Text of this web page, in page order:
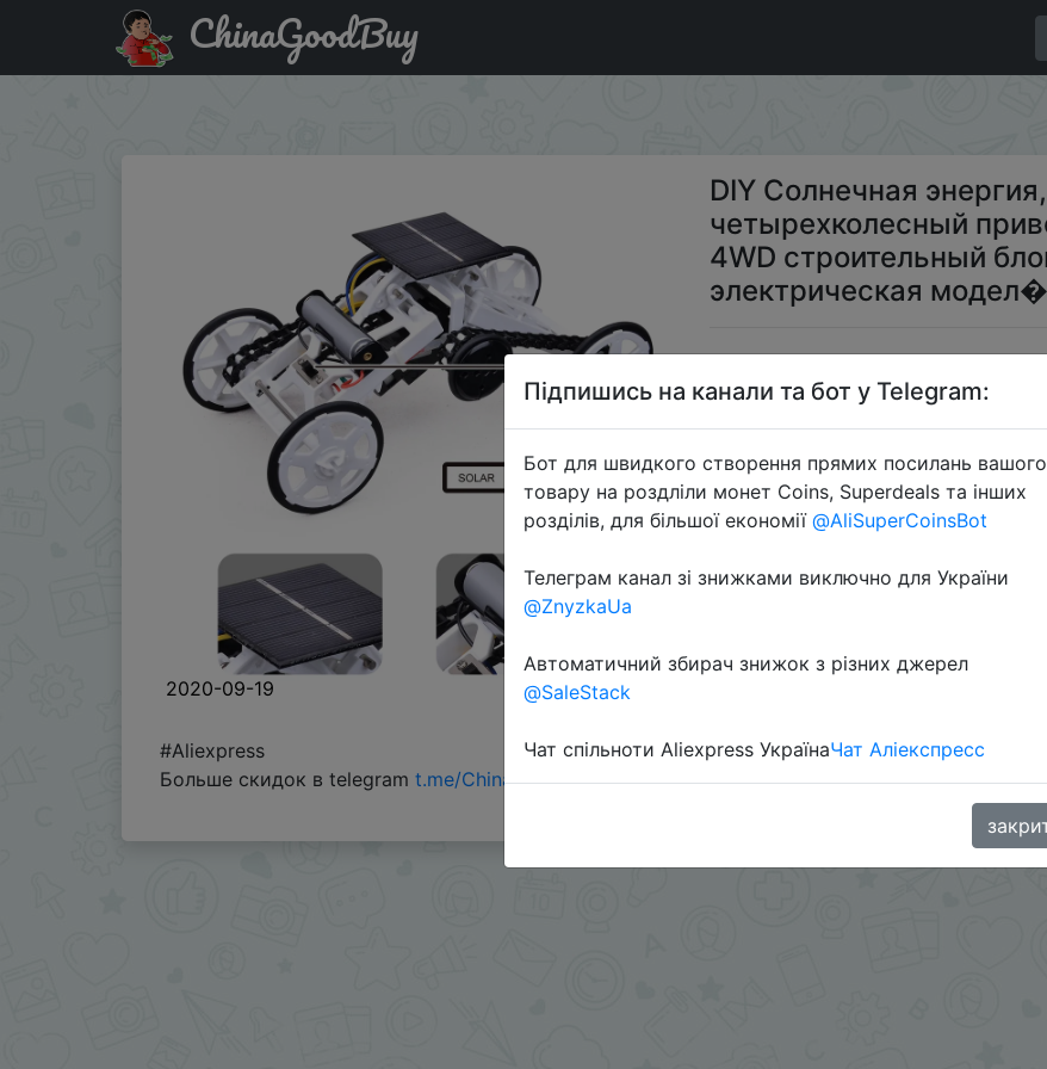
Придбати по знижці $2/2 DIY Солнечная энергия, самозагрузка, четырехколесный привод, альпинистская
ChinaGoodBuy
2020-09-19
DIY Солнечная
четырехколесный
4WD строительный
электрическая
#Aliexpress
Больше скидок в telegram t.me/ChinaGoodBuy
Підпишись на канали та бот у Telegram:
Бот для швидкого створення прямих посилань вашого
товару на роздліли монет Coins, Superdeals та інших
розділів, для більшої економії @AliSuperCoinsBot
Телеграм канал зі знижками виключно для України
@ZnyzkaUa
Автоматичний збирач знижок з різних джерел
@SaleStack
Чат спільноти Aliexpress УкраїнаЧат Аліекспресс